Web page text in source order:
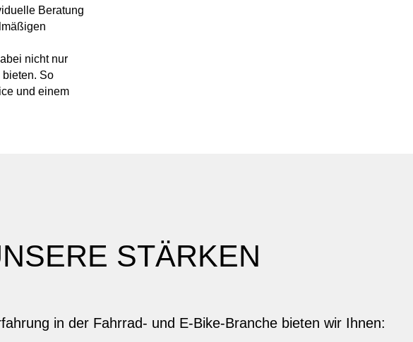
Beratung
nicht nur
bieten. So
und einem
STÄRKEN
in der Fahrrad- und E-Bike-Branche bieten wir Ihnen: